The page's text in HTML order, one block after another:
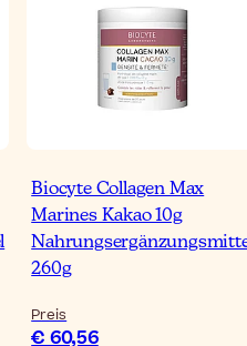
Biocyte Collagen Max
Marines Kakao 10g
260g
Preis
€ 60,56